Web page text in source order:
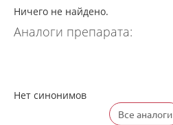
Ничего не найдено.
Аналоги препарата:
Нет синонимов
Все аналоги